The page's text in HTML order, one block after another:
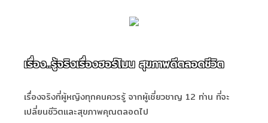
เรื่อง..รู้จริงเรื่องฮอร์โมน สุขภาพดีตลอดชีวิต
เรื่องจริงที่ผู้หญิงทุกคนควรรู้ จากผู้เชี่ยวชาญ 12 ท่าน ที่จะ
เปลี่ยนชีวิตและสุขภาพคุณตลอดไป